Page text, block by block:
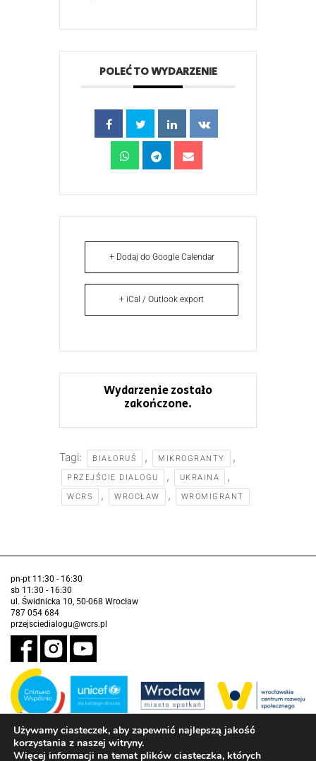
POLEĆ TO WYDARZENIE
+ Dodaj do Google Calendar
+ iCal / Outlook export
Wydarzenie zostało
zakończone.
Tagi: BIAŁORUŚ , MIKROGRANTY ,
PRZEJŚCIE DIALOGU , UKRAINA ,
WCRS , WROCŁAW , WROMIGRANT
pn-pt 11:30 - 16:30
sb 11:30 - 16:30
ul. Świdnicka 10, 50-068 Wrocław
787 054 684
przejsciedialogu@wcrs.pl
Zadanie realizowane ze środków Gminy Wrocław w partnerstwie z
Funduszem Narodów Zjednoczonych na Rzecz Dzieci (UNICEF)
Używamy ciasteczek, aby zapewnić najlepszą jakość
korzystania z naszej witryny.
Więcej informacji na temat plików ciasteczka, których